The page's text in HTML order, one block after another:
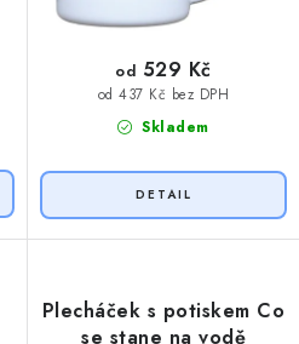
Skladem
od 437 Kč bez DPH
od 529 Kč
Plecháček s potiskem Co
se stane na vodě